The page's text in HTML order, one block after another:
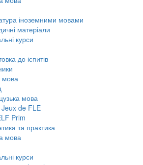
іноземними мовами
матеріали
курси
до іспитів
мова
мова
de FLE
Prim
та практика
мова
курси